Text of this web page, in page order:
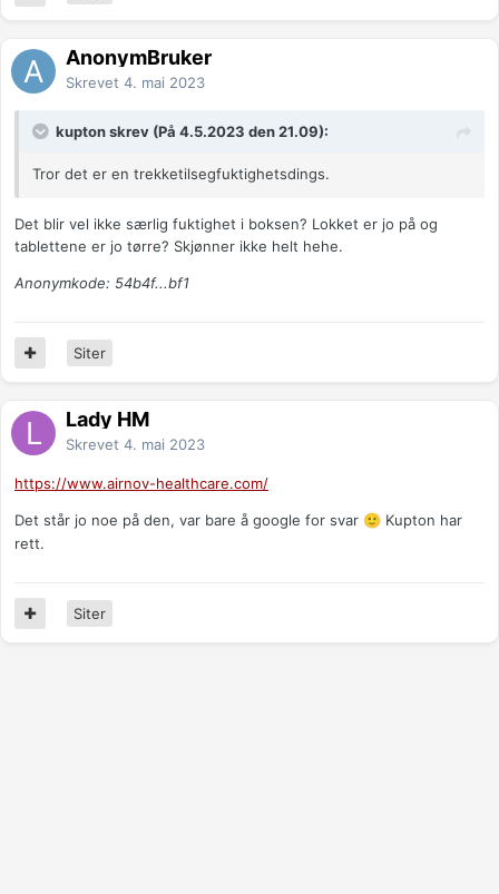
AnonymBruker
Skrevet 4. mai 2023
kupton skrev (På 4.5.2023 den 21.09):
Tror det er en trekketilsegfuktighetsdings.
Det blir vel ikke særlig fuktighet i boksen? Lokket er jo på og
tablettene er jo tørre? Skjønner ikke helt hehe.
Anonymkode: 54b4f...bf1
Siter
Lady HM
Skrevet 4. mai 2023
https://www.airnov-healthcare.com/
Det står jo noe på den, var bare å google for svar 🙂 Kupton har
rett.
Siter